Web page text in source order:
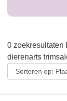
0 zoekresultaten
dierenarts